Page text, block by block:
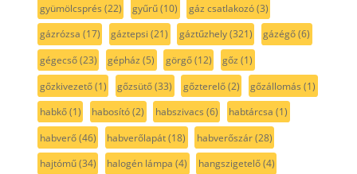
gyümölcsprés (22) gyűrű(10) gáz csatlakozó(3)
gázrózsa (17) gáztepsi (21) gáztűzhely(321) gázégő(6)
gégecső(23) gépház (5) görgő(12) gőz (1)
gőzkivezető(1) gőzsütő(33) gőzterelő(2) gőzállomás (1)
habkő(1) habosító(2) habszivacs (6) habtárcsa (1)
habverő(46) habverőlapát(18) habverőszár(28)
hajtómű(34) halogén lámpa (4) hangszigetelő(4)